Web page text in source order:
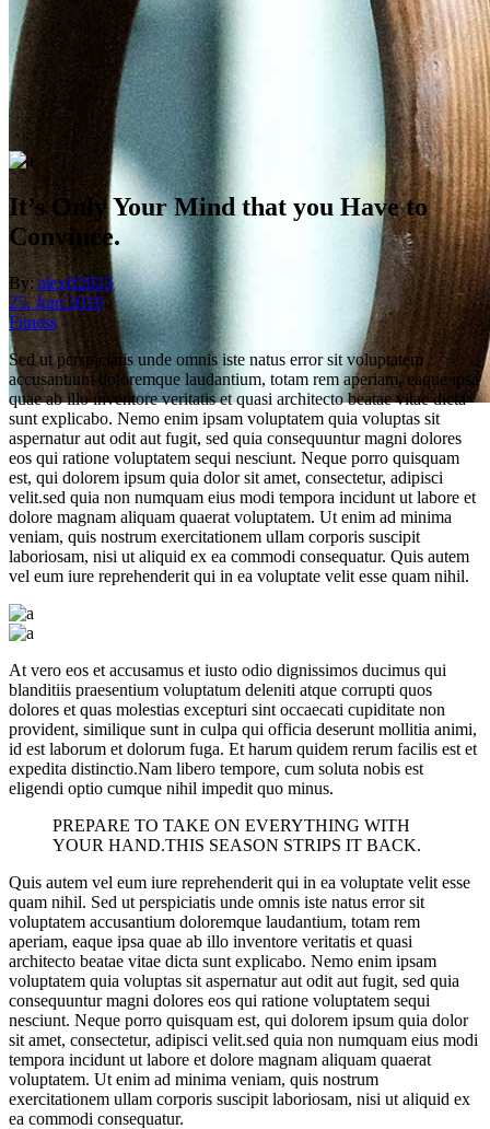
read the new post
Fitness Factory Hattingen
It’s Only Your Mind that you Have to
Convince.
By:alexff2023
25. Juni 2019
Fitness
Sed ut perspiciatis unde omnis iste natus error sit voluptatem
accusantium doloremque laudantium, totam rem aperiam, eaque ipsa
quae ab illo inventore veritatis et quasi architecto beatae vitae dicta
sunt explicabo. Nemo enim ipsam voluptatem quia voluptas sit
aspernatur aut odit aut fugit, sed quia consequuntur magni dolores
eos qui ratione voluptatem sequi nesciunt. Neque porro quisquam
est, qui dolorem ipsum quia dolor sit amet, consectetur, adipisci
velit.sed quia non numquam eius modi tempora incidunt ut labore et
dolore magnam aliquam quaerat voluptatem. Ut enim ad minima
veniam, quis nostrum exercitationem ullam corporis suscipit
laboriosam, nisi ut aliquid ex ea commodi consequatur. Quis autem
vel eum iure reprehenderit qui in ea voluptate velit esse quam nihil.
At vero eos et accusamus et iusto odio dignissimos ducimus qui
blanditiis praesentium voluptatum deleniti atque corrupti quos
dolores et quas molestias excepturi sint occaecati cupiditate non
provident, similique sunt in culpa qui officia deserunt mollitia animi,
id est laborum et dolorum fuga. Et harum quidem rerum facilis est et
expedita distinctio.Nam libero tempore, cum soluta nobis est
eligendi optio cumque nihil impedit quo minus.
PREPARE TO TAKE ON EVERYTHING WITH
YOUR HAND.THIS SEASON STRIPS IT BACK.
Quis autem vel eum iure reprehenderit qui in ea voluptate velit esse
quam nihil. Sed ut perspiciatis unde omnis iste natus error sit
voluptatem accusantium doloremque laudantium, totam rem
aperiam, eaque ipsa quae ab illo inventore veritatis et quasi
architecto beatae vitae dicta sunt explicabo. Nemo enim ipsam
voluptatem quia voluptas sit aspernatur aut odit aut fugit, sed quia
consequuntur magni dolores eos qui ratione voluptatem sequi
nesciunt. Neque porro quisquam est, qui dolorem ipsum quia dolor
sit amet, consectetur, adipisci velit.sed quia non numquam eius modi
tempora incidunt ut labore et dolore magnam aliquam quaerat
voluptatem. Ut enim ad minima veniam, quis nostrum
exercitationem ullam corporis suscipit laboriosam, nisi ut aliquid ex
ea commodi consequatur.